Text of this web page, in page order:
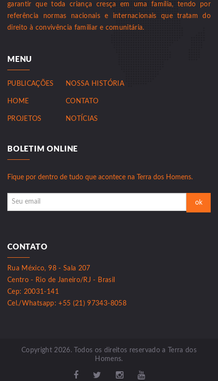
garantir que toda criança cresça em uma família, tendo por
referência normas nacionais e internacionais que tratam do
direito à convivência familiar e comunitária.
MENU
PUBLICAÇÕES
HOME
PROJETOS
NOSSA HISTÓRIA
CONTATO
NOTÍCIAS
BOLETIM ONLINE
Fique por dentro de tudo que acontece na Terra dos Homens.
CONTATO
Rua México, 98 - Sala 207
Centro - Rio de Janeiro/RJ - Brasil
Cep: 20031-141
Cel./Whatsapp: +55 (21) 97343-8058
Copyright 2026. Todos os direitos reservado a Terra dos
Homens.